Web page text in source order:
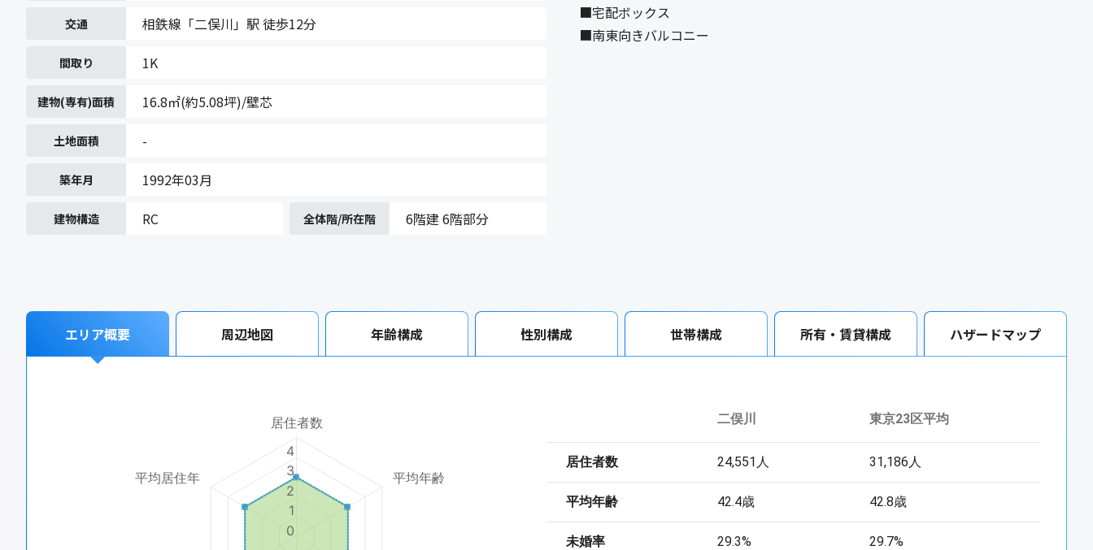
交通 相鉄線「二俣川」駅 徒歩12分
間取り 1K
建物(専有)面積 16.8㎡(約5.08坪)/壁芯
土地面積 -
築年月 1992年03月
建物構造 RC 全体階/所在階 6階建 6階部分
■宅配ボックス
■南東向きバルコニー
エリア概要 周辺地図 年齢構成 性別構成 世帯構成 所有・賃貸構成 ハザードマップ
居住者数
平均年齢
平均居住年
0
1
2
3
4
二俣川 東京23区平均
居住者数 24,551人 31,186人
平均年齢 42.4歳 42.8歳
未婚率 29.3% 29.7%